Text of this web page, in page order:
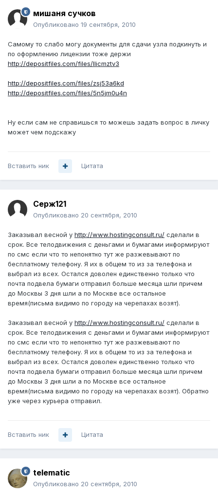
мишаня сучков
Опубликовано 19 сентября, 2010
Самому то слабо могу документы для сдачи узла подкинуть и
по оформлению лицензии тоже держи
http://depositfiles.com/files/llicmztv3
http://depositfiles.com/files/zsj53a6kd
http://depositfiles.com/files/5n5jm0u4n
Ну если сам не справишься то можешь задать вопрос в личку
может чем подскажу
Вставить ник Цитата
Серж121
Опубликовано 20 сентября, 2010
Заказывал весной у http://www.hostingconsult.ru/ сделали в
срок. Все телодвижения с деньгами и бумагами информируют
по смс если что то непонятно тут же разжевывают по
бесплатному телефону. Я их в общем то из за телефона и
выбрал из всех. Остался доволен единственно только что
почта подвела бумаги отправил больше месяца шли причем
до Москвы 3 дня шли а по Москве все остальное
время(письма видимо по городу на черепахах возят).
Заказывал весной у http://www.hostingconsult.ru/ сделали в
срок. Все телодвижения с деньгами и бумагами информируют
по смс если что то непонятно тут же разжевывают по
бесплатному телефону. Я их в общем то из за телефона и
выбрал из всех. Остался доволен единственно только что
почта подвела бумаги отправил больше месяца шли причем
до Москвы 3 дня шли а по Москве все остальное
время(письма видимо по городу на черепахах возят). Обратно
уже через курьера отправил.
Вставить ник Цитата
telematic
Опубликовано 20 сентября, 2010